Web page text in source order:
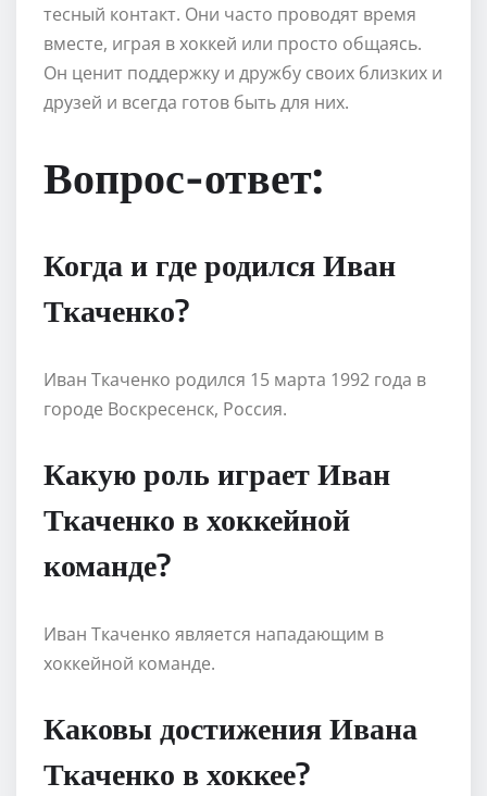
тесный контакт. Они часто проводят время
вместе, играя в хоккей или просто общаясь.
Он ценит поддержку и дружбу своих близких и
друзей и всегда готов быть для них.
Вопрос-ответ:
Когда и где родился Иван
Ткаченко?
Иван Ткаченко родился 15 марта 1992 года в
городе Воскресенск, Россия.
Какую роль играет Иван
Ткаченко в хоккейной
команде?
Иван Ткаченко является нападающим в
хоккейной команде.
Каковы достижения Ивана
Ткаченко в хоккее?